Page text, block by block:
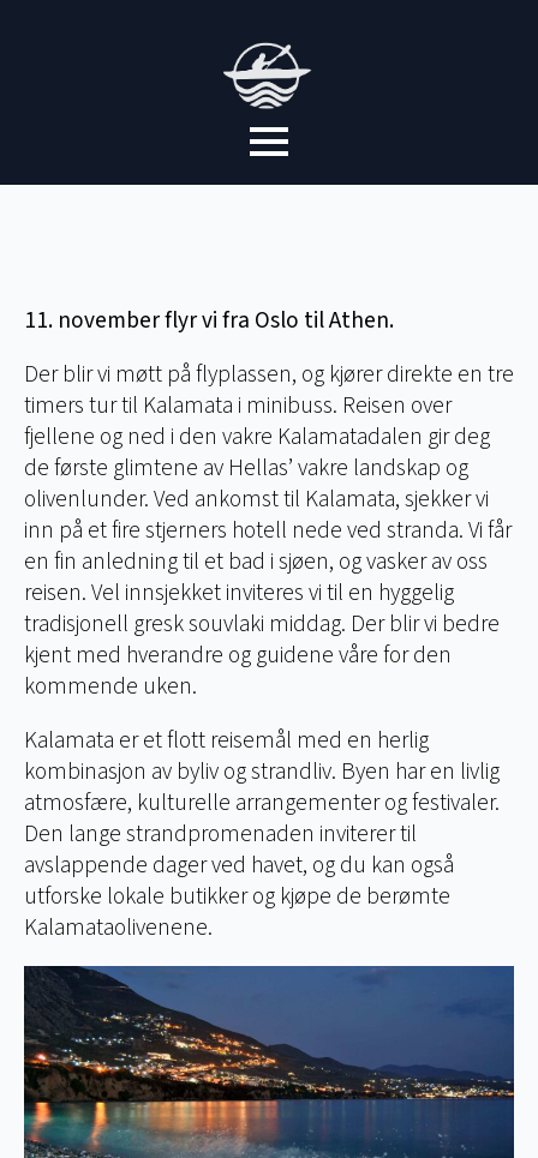
11. november flyr vi fra Oslo til Athen.
Der blir vi møtt på flyplassen, og kjører direkte en tre
timers tur til Kalamata i minibuss. Reisen over
fjellene og ned i den vakre Kalamatadalen gir deg
de første glimtene av Hellas’ vakre landskap og
olivenlunder. Ved ankomst til Kalamata, sjekker vi
inn på et fire stjerners hotell nede ved stranda. Vi får
en fin anledning til et bad i sjøen, og vasker av oss
reisen. Vel innsjekket inviteres vi til en hyggelig
tradisjonell gresk souvlaki middag. Der blir vi bedre
kjent med hverandre og guidene våre for den
kommende uken.
Kalamata er et flott reisemål med en herlig
kombinasjon av byliv og strandliv. Byen har en livlig
atmosfære, kulturelle arrangementer og festivaler.
Den lange strandpromenaden inviterer til
avslappende dager ved havet, og du kan også
utforske lokale butikker og kjøpe de berømte
Kalamataolivenene.